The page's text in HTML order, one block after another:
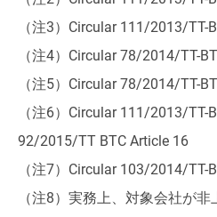
（注3）Circular 111/2013/TT-
（注4）Circular 78/2014/TT-
（注5）Circular 78/2014/TT-
（注6）Circular 111/2013/TT-
92/2015/TT BTC Article 16
（注7）Circular 103/2014/TT-
（注8）実務上、対象会社が